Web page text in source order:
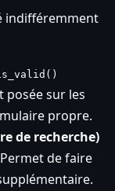
indifféremment
posée sur les
propre.
de recherche)
de faire